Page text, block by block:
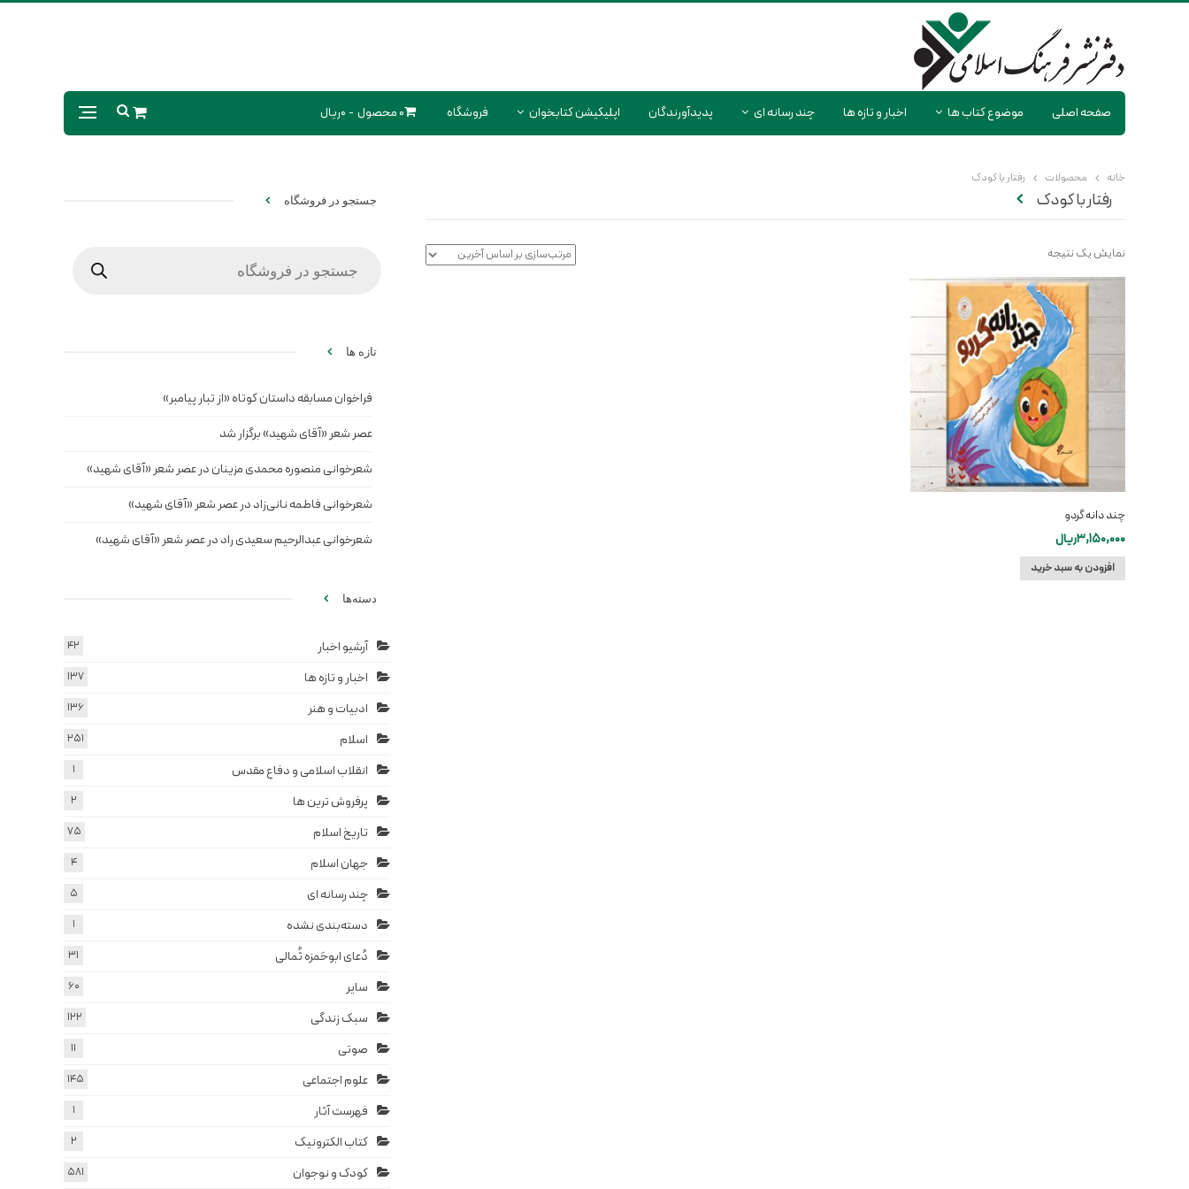
صفحه اصلی موضوع کتاب ها اخبار و تازه ها چند رسانه ای پدیدآورندگان اپلیکیشن کتابخوان فروشگاه 0 محصول 0ریال
خانه محصولات رفتار با کودک
رفتار با کودک
نمایش یک نتیجه
چند دانه گردو
3,150,000ریال
افزودن به سبد خرید
جستجو در فروشگاه
تازه ها
فراخوان مسابقه داستان کوتاه «از تبار پیامبر»
عصر شعر «آقای شهید» برگزار شد
شعرخوانی منصوره محمدی مزینان در عصر شعر «آقای شهید»
شعرخوانی فاطمه نانی‌زاد در عصر شعر «آقای شهید»
شعرخوانی عبدالرحیم سعیدی راد در عصر شعر «آقای شهید»
دسته‌ها
آرشیو اخبار 42
اخبار و تازه ها 137
ادبیات و هنر 136
اسلام 251
انقلاب اسلامی و دفاع مقدس 1
پرفروش ترین ها 2
تاریخ اسلام 75
جهان اسلام 4
چند رسانه ای 5
دسته‌بندی نشده 1
دُعای ابوحَمزه ثُمالی 31
سایر 60
سبک زندگی 122
صوتی 11
علوم اجتماعی 145
فهرست آثار 1
کتاب الکترونیک 2
کودک و نوجوان 581